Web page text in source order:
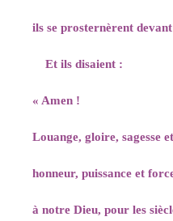
ils se prosternèrent
Et ils disaient :
« Amen !
Louange, gloire, sagesse
honneur, puissance et
à notre Dieu, pour les